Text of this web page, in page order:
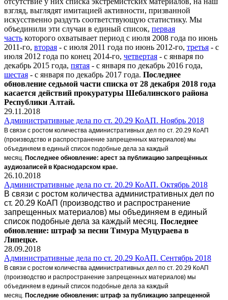
взгляд, выглядят имитацией активности, призванной
искусственно раздуть соответствующую статистику. Мы
объединили эти случаи в единый список, первая
часть которого охватывает период с июля 2008 года по июнь
2011-го, вторая - с июля 2011 года по июнь 2012-го, третья - с
июля 2012 года по конец 2014-го, четвертая - с января по
декабрь 2015 года, пятая - с января по декабрь 2016 года,
шестая - с января по декабрь 2017 года. Последнее
обновление седьмой части списка от 28 декабря 2018 года
касается действий прокуратуры Шебалинского района
Республики Алтай.
29.11.2018
Административные дела по ст. 20.29 КоАП. Ноябрь 2018
В связи с ростом количества административных дел по ст. 20.29 КоАП
(производство и распространение запрещенных материалов) мы
объединяем в единый список подобные дела за каждый
месяц. Последнее обновление: арест за публикацию запрещённых
аудиозаписей в Краснодарском крае.
26.10.2018
Административные дела по ст. 20.29 КоАП. Октябрь 2018
В связи с ростом количества административных дел по
ст. 20.29 КоАП (производство и распространение
запрещенных материалов) мы объединяем в единый
список подобные дела за каждый месяц. Последнее
обновление: штраф за песни Тимура Муцураева в
Липецке.
28.09.2018
Административные дела по ст. 20.29 КоАП. Сентябрь 2018
В связи с ростом количества административных дел по ст. 20.29 КоАП
(производство и распространение запрещенных материалов) мы
объединяем в единый список подобные дела за каждый
месяц. Последние обновления: штраф за публикацию запрещенной